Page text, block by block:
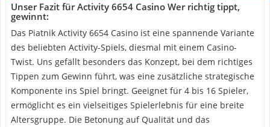
Unser Fazit für Activity 6654 Casino Wer richtig tippt,
gewinnt:
Das Piatnik Activity 6654 Casino ist eine spannende Variante
des beliebten Activity-Spiels, diesmal mit einem Casino-
Twist. Uns gefällt besonders das Konzept, bei dem richtiges
Tippen zum Gewinn führt, was eine zusätzliche strategische
Komponente ins Spiel bringt. Geeignet für 4 bis 16 Spieler,
ermöglicht es ein vielseitiges Spielerlebnis für eine breite
Altersgruppe. Die Betonung auf Qualität und das